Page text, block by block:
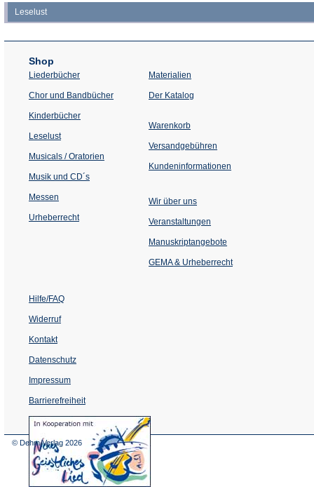
Leselust
Shop
Liederbücher
Chor und Bandbücher
Kinderbücher
Leselust
Musicals / Oratorien
Musik und CD´s
Messen
Urheberrecht
Materialien
Der Katalog
Warenkorb
Versandgebühren
Kundeninformationen
Wir über uns
Veranstaltungen
einem
Tab)
Manuskriptangebote
GEMA & Urheberrecht
Hilfe/FAQ
Widerruf
Kontakt
Datenschutz
Impressum
Barrierefreiheit
(Öffnet
in
© Dehm Verlag 2026